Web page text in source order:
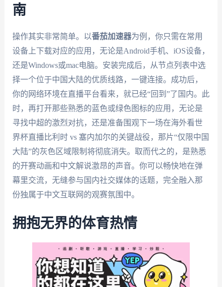
南
操作其实非常简单。以番茄加速器为例，你只需在常用
设备上下载对应的应用，无论是Android手机、iOS设备，
还是Windows或mac电脑。安装完成后，从节点列表中选
择一个位于中国大陆的优质线路，一键连接。成功后，
你的网络环境在直播平台看来，就已经“回到”了国内。此
时，再打开那些熟悉的蓝色或绿色图标的应用，无论是
寻找中超的激烈对抗，还是准备围观下一场在海外看世
界杯直播比利时 vs 塞内加尔的关键战役，那片“仅限中国
大陆”的灰色区域限制将彻底消失。取而代之的，是熟悉
的开赛动画和中文解说激昂的声音。你可以畅快地在弹
幕里交流，无缝参与国内社交媒体的话题，完全融入那
份独属于中文互联网的观赛氛围中。
拥抱无界的体育热情